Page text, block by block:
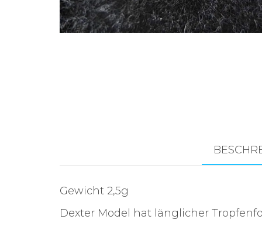
Brandungsangeln.
Gewicht 2,5g
Dexter Model hat länglicher